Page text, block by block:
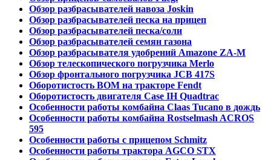
Обзор разбрасывателей навоза Joskin
Обзор разбрасывателей песка на прицеп
Обзор разбрасывателей песка/соли
Обзор разбрасывателей семян газона
Обзор разбрасывателя удобрений Amazone ZA-M
Обзор телескопического погрузчика Merlo
Обзор фронтального погрузчика JCB 417S
Оборотистость ВОМ на тракторе Fendt
Оборотистость двигателя Case IH Quadtrac
Особенности работы комбайна Claas Tucano в дождь
Особенности работы комбайна Rostselmash ACROS
595
Особенности работы с прицепом Schmitz
Особенности работы трактора AGCO STX